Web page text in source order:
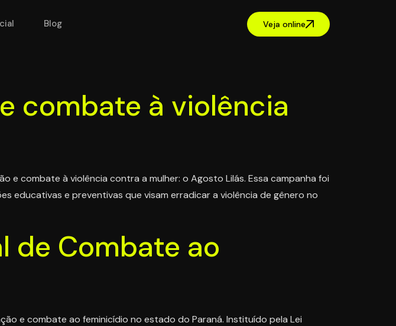
Blog Veja online
combate à violência
combate à violência contra a mulher: o Agosto Lilás. Essa campanha foi
educativas e preventivas que visam erradicar a violência de gênero no
de Combate ao
e combate ao feminicídio no estado do Paraná. Instituído pela Lei